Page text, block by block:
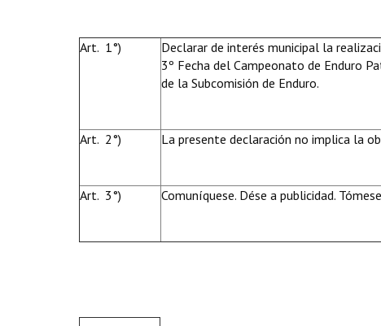
Art. 1°)
Declarar de interés municipal la
3º Fecha del Campeonato de Enduro
de la Subcomisión de Enduro.
Art. 2°) La presente declaración no implica la
Art. 3°) Comuníquese. Dése a publicidad.